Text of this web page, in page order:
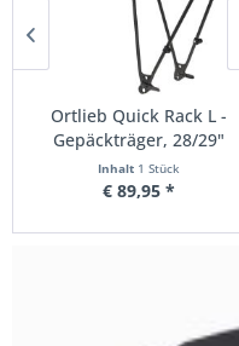
Revelate Designs
Pitchfork Aerobar
System
Inhalt
€ 179,95 *
Ortlieb Quick Rack L -
Gepäckträger, 28/29"
-...
Inhalt 1 Stück
€ 89,95 *